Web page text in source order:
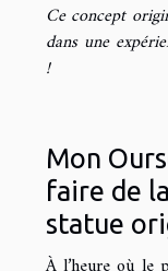
Ce concept
dans une
!
Mon
faire de
statue